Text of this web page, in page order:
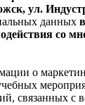
ул.
данных
со
о
связанных с